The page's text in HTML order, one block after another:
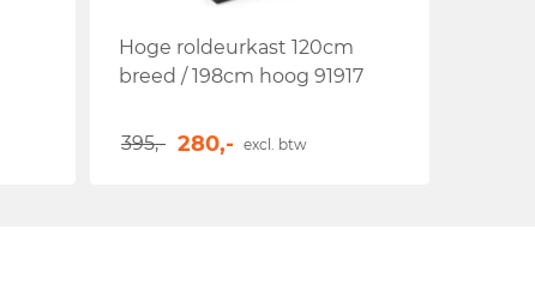
Hoge roldeurkast 120cm
breed / 198cm hoog 91917
395,- 280,- excl. btw